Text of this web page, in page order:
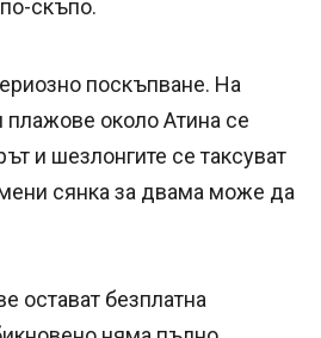
скъпо.
поскъпване. На
плажове около Атина се
и шезлонгите се таксуват
сянка за двама може да
остават безплатна